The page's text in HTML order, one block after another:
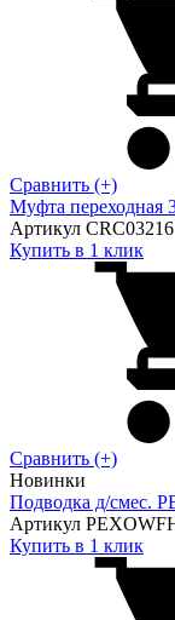
Сравнить (+)
Муфта переходная
Артикул CRC03216
Купить в 1 клик
Сравнить (+)
Новинки
Подводка д/смес.
Артикул
Купить в 1 клик